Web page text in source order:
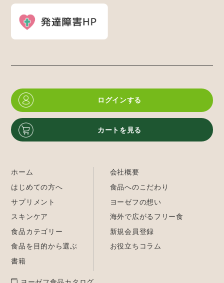
ログインする
カートを見る
ホーム
はじめての方へ
サプリメント
スキンケア
食品カテゴリー
食品を目的から選ぶ
書籍
会社概要
食品へのこだわり
ヨーゼフの想い
海外で広がるフリー食
新規会員登録
お役立ちコラム